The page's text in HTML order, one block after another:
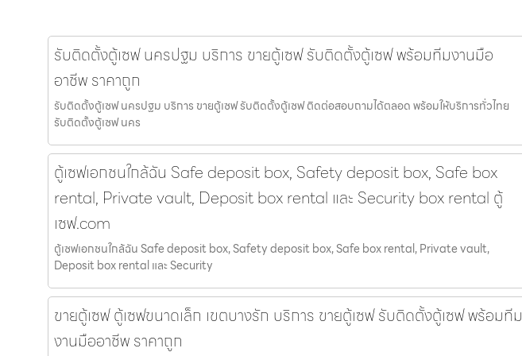
รับติดตั้งตู้เซฟ นครปฐม บริการ ขายตู้เซฟ รับติดตั้งตู้เซฟ พร้อมทีมงานมือ
อาชีพ ราคาถูก
รับติดตั้งตู้เซฟ นครปฐม บริการ ขายตู้เซฟ รับติดตั้งตู้เซฟ ติดต่อสอบถามได้ตลอด พร้อมให้บริการทั่วไทย
รับติดตั้งตู้เซฟ นคร
ตู้เซฟเอกชนใกล้ฉัน Safe deposit box, Safety deposit box, Safe box
rental, Private vault, Deposit box rental และ Security box rental ตู้
เซฟ.com
ตู้เซฟเอกชนใกล้ฉัน Safe deposit box, Safety deposit box, Safe box rental, Private vault,
Deposit box rental และ Security
ขายตู้เซฟ ตู้เซฟขนาดเล็ก เขตบางรัก บริการ ขายตู้เซฟ รับติดตั้งตู้เซฟ พร้อมทีม
งานมืออาชีพ ราคาถูก